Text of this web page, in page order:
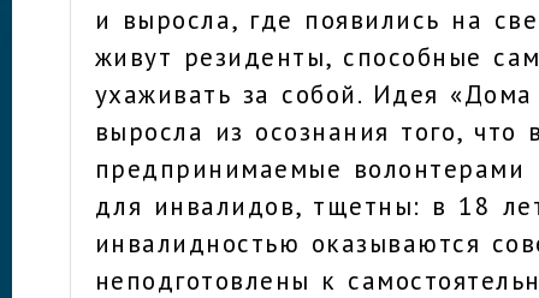
и выросла, где появились на
живут резиденты, способные
ухаживать за собой. Идея
выросла из осознания того, что
предпринимаемые волонтерами
для инвалидов, тщетны: в 18
инвалидностью оказываются
неподготовлены к